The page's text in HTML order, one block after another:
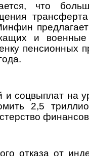
что
и
пенсионных
и соцвыплат на
2,5
отказа от